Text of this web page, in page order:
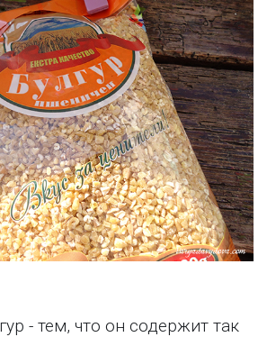
- тем, что он содержит так